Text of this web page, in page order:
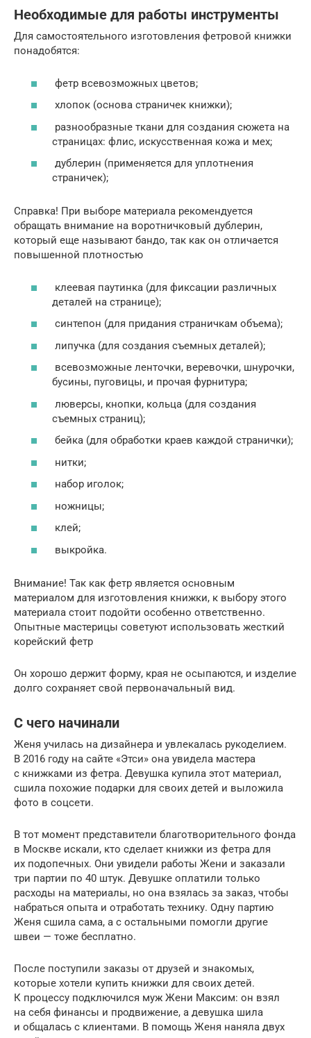
Необходимые для работы инструменты
Для самостоятельного изготовления фетровой книжки
понадобятся:
фетр всевозможных цветов;
хлопок (основа страничек книжки);
разнообразные ткани для создания сюжета на
страницах: флис, искусственная кожа и мех;
дублерин (применяется для уплотнения
страничек);
Справка! При выборе материала рекомендуется
обращать внимание на воротничковый дублерин,
который еще называют бандо, так как он отличается
повышенной плотностью
клеевая паутинка (для фиксации различных
деталей на странице);
синтепон (для придания страничкам объема);
липучка (для создания съемных деталей);
всевозможные ленточки, веревочки, шнурочки,
бусины, пуговицы, и прочая фурнитура;
люверсы, кнопки, кольца (для создания
съемных страниц);
бейка (для обработки краев каждой странички);
нитки;
набор иголок;
ножницы;
клей;
выкройка.
Внимание! Так как фетр является основным
материалом для изготовления книжки, к выбору этого
материала стоит подойти особенно ответственно.
Опытные мастерицы советуют использовать жесткий
корейский фетр
Он хорошо держит форму, края не осыпаются, и изделие
долго сохраняет свой первоначальный вид.
С чего начинали
Женя училась на дизайнера и увлекалась рукоделием.
В 2016 году на сайте «Этси» она увидела мастера
с книжками из фетра. Девушка купила этот материал,
сшила похожие подарки для своих детей и выложила
фото в соцсети.
В тот момент представители благотворительного фонда
в Москве искали, кто сделает книжки из фетра для
их подопечных. Они увидели работы Жени и заказали
три партии по 40 штук. Девушке оплатили только
расходы на материалы, но она взялась за заказ, чтобы
набраться опыта и отработать технику. Одну партию
Женя сшила сама, а с остальными помогли другие
швеи — тоже бесплатно.
После поступили заказы от друзей и знакомых,
которые хотели купить книжки для своих детей.
К процессу подключился муж Жени Максим: он взял
на себя финансы и продвижение, а девушка шила
и общалась с клиентами. В помощь Женя наняла двух